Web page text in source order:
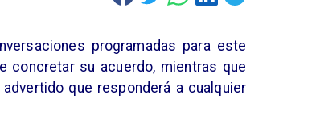
programadas para este
concretar su acuerdo, mientras que
que responderá a cualquier